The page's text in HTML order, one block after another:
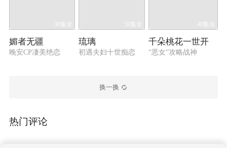
36集全
媚者无疆
晚安CP凄美绝恋
59集全
琉璃
初遇夫妇十世痴恋
40集全
千朵桃花一世开
“恶女”攻略战神
换一换
热门评论